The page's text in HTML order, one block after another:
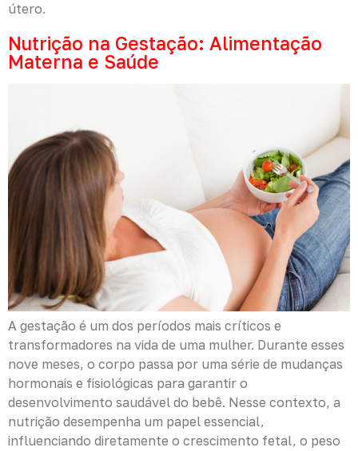
útero.
Nutrição na Gestação: Alimentação
Materna e Saúde
A gestação é um dos períodos mais críticos e
transformadores na vida de uma mulher. Durante esses
nove meses, o corpo passa por uma série de mudanças
hormonais e fisiológicas para garantir o
desenvolvimento saudável do bebê. Nesse contexto, a
nutrição desempenha um papel essencial,
influenciando diretamente o crescimento fetal, o peso